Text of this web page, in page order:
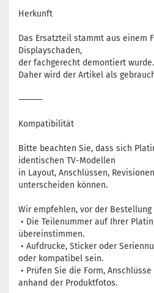
Herkunft
Das Ersatzteil stammt aus einem
Displayschaden,
der fachgerecht demontiert wurde.
Daher wird der Artikel als
⸻
Kompatibilität
Bitte beachten Sie, dass sich
identischen TV-Modellen
in Layout, Anschlüssen,
unterscheiden können.
Wir empfehlen, vor der Bestellung
• Die Teilenummer auf Ihrer
übereinstimmen.
• Aufdrucke, Sticker oder
oder kompatibel sein.
• Prüfen Sie die Form,
anhand der Produktfotos.